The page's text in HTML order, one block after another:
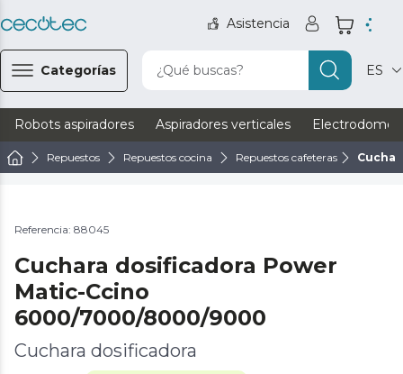
Asistencia
Categorías ¿Qué buscas? ES
Robots aspiradores Aspiradores verticales
Repuestos Repuestos cocina Repuestos cafeteras
Referencia: 88045
Cuchara dosificadora Power
Matic-Ccino
6000/7000/8000/9000
Cuchara dosificadora